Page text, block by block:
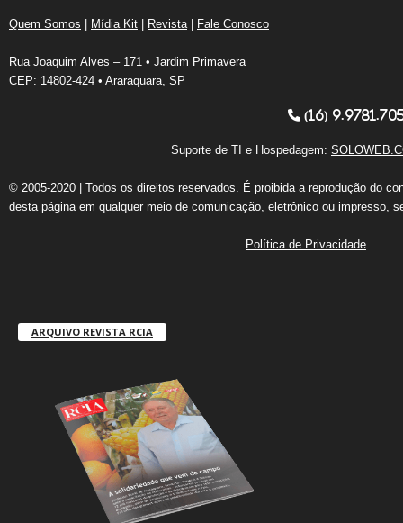
Quem Somos | Mídia Kit | Revista | Fale Conosco
Rua Joaquim Alves – 171 • Jardim Primavera
CEP: 14802-424 • Araraquara, SP
(16)
Suporte de TI e Hospedagem:
© 2005-2020 | Todos os direitos reservados. É proibida a reprodução do
desta página em qualquer meio de comunicação, eletrônico ou impresso,
Política de Privacidade
ARQUIVO REVISTA RCIA